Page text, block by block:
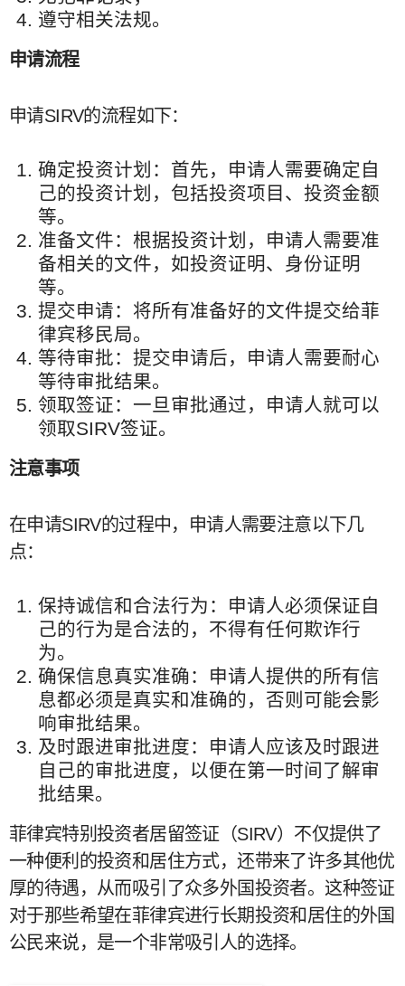
遵守相关法规。
申请流程
申请SIRV的流程如下：
确定投资计划：首先，申请人需要确定自
己的投资计划，包括投资项目、投资金额
等。
准备文件：根据投资计划，申请人需要准
备相关的文件，如投资证明、身份证明
等。
提交申请：将所有准备好的文件提交给菲
律宾移民局。
等待审批：提交申请后，申请人需要耐心
等待审批结果。
领取签证：一旦审批通过，申请人就可以
领取SIRV签证。
注意事项
在申请SIRV的过程中，申请人需要注意以下几
点：
保持诚信和合法行为：申请人必须保证自
己的行为是合法的，不得有任何欺诈行
为。
确保信息真实准确：申请人提供的所有信
息都必须是真实和准确的，否则可能会影
响审批结果。
及时跟进审批进度：申请人应该及时跟进
自己的审批进度，以便在第一时间了解审
批结果。
菲律宾特别投资者居留签证（SIRV）不仅提供了
一种便利的投资和居住方式，还带来了许多其他优
厚的待遇，从而吸引了众多外国投资者。这种签证
对于那些希望在菲律宾进行长期投资和居住的外国
公民来说，是一个非常吸引人的选择。